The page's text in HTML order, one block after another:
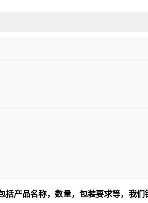
产品名称，数量，包装要求等，我